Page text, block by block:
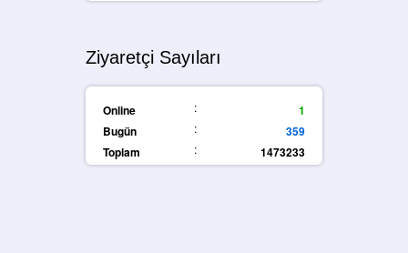
Ziyaretçi Sayıları
Online :
1
Bugün
:
359
Toplam
: 1473233